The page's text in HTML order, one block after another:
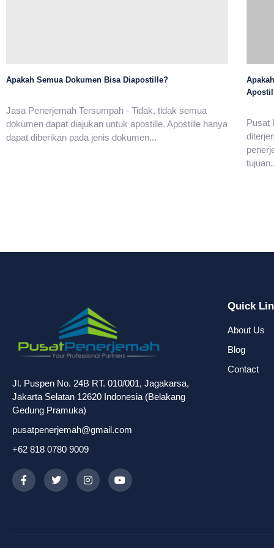
Apakah Semua Dokumen Bisa Diapostille?
Jasa Penerjemah Tersumpah - Tidak, tidak semua
dokumen dapat diajukan untuk apostille. Apostille hanya
dapat diberikan pada jenis dokumen...
Pusat
Jl. Puspen No. 24B RT. 010/001, Jagakarsa,
Jakarta Selatan 12620 Indonesia (Belakang
Gedung Pramuka)
pusatpenerjemah@gmail.com
+62 818 0780 9009
Quick
About Us
Blog
Contact